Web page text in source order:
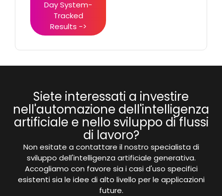
Day System-
Tracked
Results ->
Siete interessati a investire
nell'automazione dell'intelligenza
artificiale e nello sviluppo di flussi
di lavoro?
Non esitate a contattare il nostro specialista di
sviluppo dell'intelligenza artificiale generativa.
Accogliamo con favore sia i casi d'uso specifici
esistenti sia le idee di alto livello per le applicazioni
future.